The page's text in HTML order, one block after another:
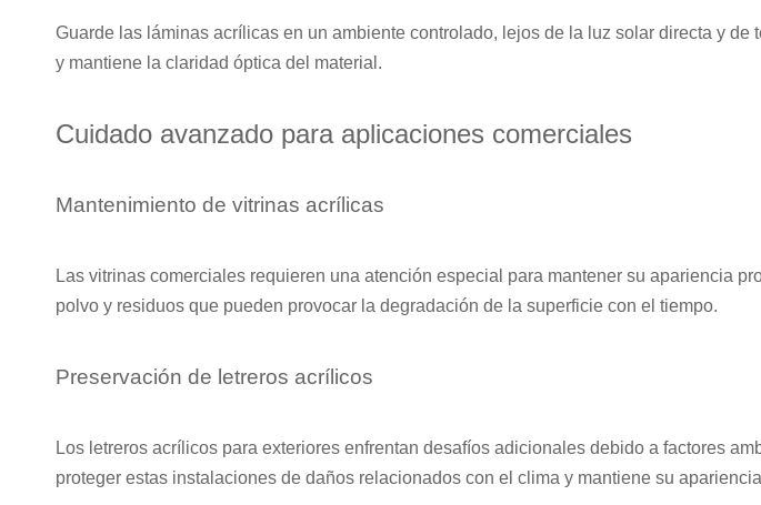
Guarde las láminas acrílicas en un ambiente controlado, lejos de la luz solar directa y
y mantiene la claridad óptica del material.
Cuidado avanzado para aplicaciones comerciales
Mantenimiento de vitrinas acrílicas
Las vitrinas comerciales requieren una atención especial para mantener su apariencia
polvo y residuos que pueden provocar la degradación de la superficie con el tiempo.
Preservación de letreros acrílicos
Los letreros acrílicos para exteriores enfrentan desafíos adicionales debido a factores
proteger estas instalaciones de daños relacionados con el clima y mantiene su